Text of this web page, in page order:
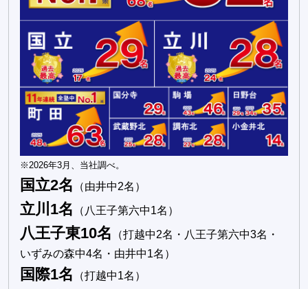
※2026年3月、当社調べ。
国立2名 （由井中2名）
立川1名 （八王子第六中1名）
八王子東10名
（打越中2名・八王子第六中3名・
いずみの森中4名・由井中1名）
国際1名 （打越中1名）